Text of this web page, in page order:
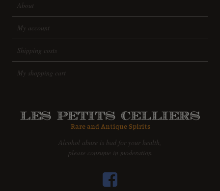
About
My account
Shipping costs
My shopping cart
Alcohol abuse is bad for your health,
please consume in moderation